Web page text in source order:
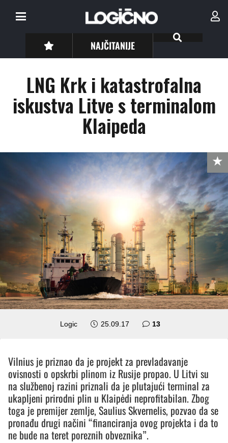
NAJČITANIJE
LNG Krk i katastrofalna
iskustva Litve s terminalom
Klaipeda
Logic 25.09.17 13komentara
Vilnius je priznao da je projekt za prevladavanje
ovisnosti o opskrbi plinom iz Rusije propao. U Litvi su
na službenoj razini priznali da je plutajući terminal za
ukapljeni prirodni plin u Klaipėdi neprofitabilan. Zbog
toga je premijer zemlje, Saulius Skvernelis, pozvao da se
pronađu drugi načini “financiranja ovog projekta i da to
ne bude na teret poreznih obveznika”.